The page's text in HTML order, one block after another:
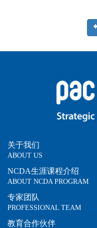
关于我们
ABOUT US
NCDA生涯课程介绍
ABOUT NCDA PROGRAM
专家团队
PROFESSIONAL TEAM
教育合作伙伴